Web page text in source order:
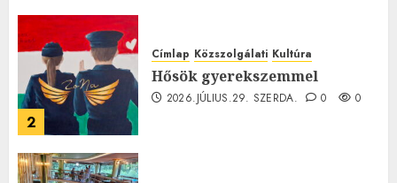
2
Címlap Közszolgálati Kultúra
Hősök gyerekszemmel
2026.JÚLIUS.29. SZERDA. 0 0